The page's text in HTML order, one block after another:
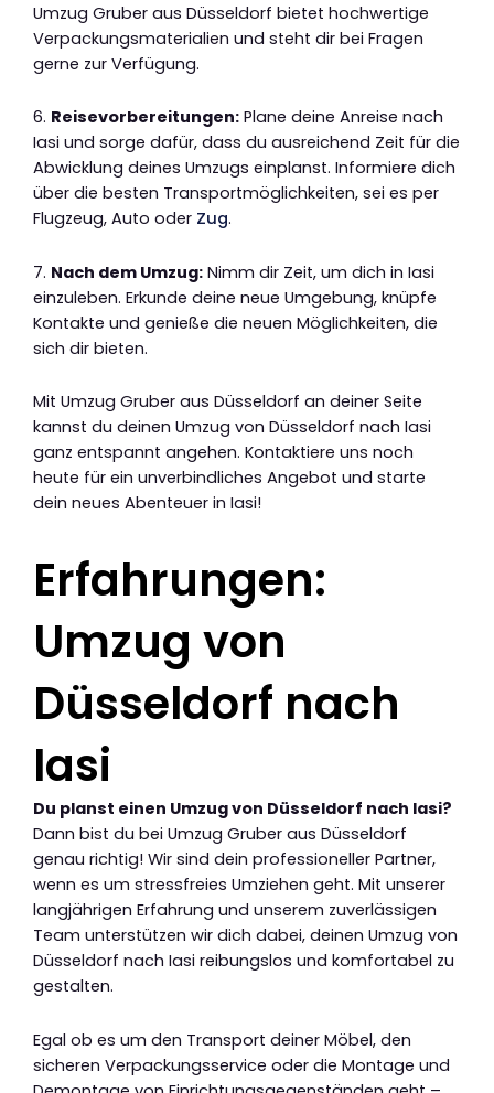
Umzug Gruber aus Düsseldorf bietet hochwertige
Verpackungsmaterialien und steht dir bei Fragen
gerne zur Verfügung.
6. Reisevorbereitungen: Plane deine Anreise nach
Iasi und sorge dafür, dass du ausreichend Zeit für die
Abwicklung deines Umzugs einplanst. Informiere dich
über die besten Transportmöglichkeiten, sei es per
Flugzeug, Auto oder Zug.
7. Nach dem Umzug: Nimm dir Zeit, um dich in Iasi
einzuleben. Erkunde deine neue Umgebung, knüpfe
Kontakte und genieße die neuen Möglichkeiten, die
sich dir bieten.
Mit Umzug Gruber aus Düsseldorf an deiner Seite
kannst du deinen Umzug von Düsseldorf nach Iasi
ganz entspannt angehen. Kontaktiere uns noch
heute für ein unverbindliches Angebot und starte
dein neues Abenteuer in Iasi!
Erfahrungen:
Umzug von
Düsseldorf nach
Iasi
Du planst einen Umzug von Düsseldorf nach Iasi?
Dann bist du bei Umzug Gruber aus Düsseldorf
genau richtig! Wir sind dein professioneller Partner,
wenn es um stressfreies Umziehen geht. Mit unserer
langjährigen Erfahrung und unserem zuverlässigen
Team unterstützen wir dich dabei, deinen Umzug von
Düsseldorf nach Iasi reibungslos und komfortabel zu
gestalten.
Egal ob es um den Transport deiner Möbel, den
sicheren Verpackungsservice oder die Montage und